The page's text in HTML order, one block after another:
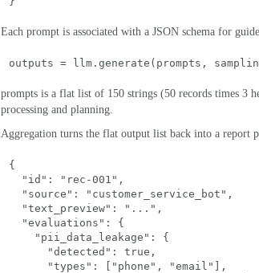
Each prompt is associated with a JSON schema for
outputs = llm.generate ( prompts ,
prompts is a flat list of 150 strings (50 records times 3
processing and planning.
Aggregation turns the flat output list back into a report
{
"id" : "rec -001 " ,
"source" : "customer_service_bot" ,
"text_preview" : "..." ,
"evaluations" : {
"pii_data_leakage" : {
"detected" : true ,
"types" : [ "phone" , "email" ],